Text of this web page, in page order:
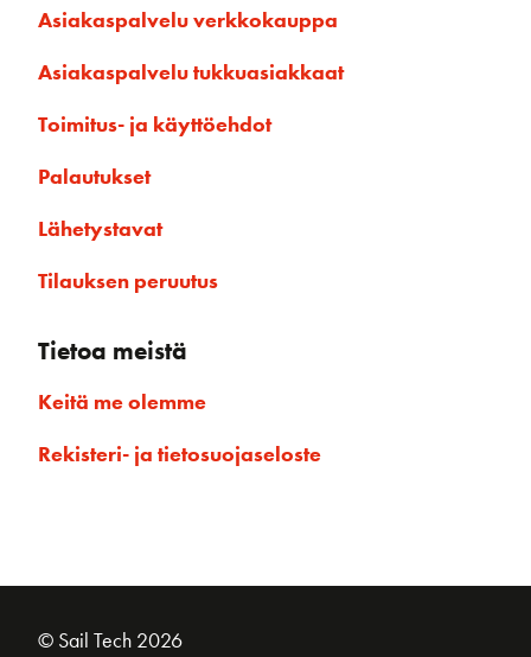
Asiakaspalvelu verkkokauppa
Asiakaspalvelu tukkuasiakkaat
Toimitus- ja käyttöehdot
Palautukset
Lähetystavat
Tilauksen peruutus
Tietoa meistä
Keitä me olemme
Rekisteri- ja tietosuojaseloste
© Sail Tech 2026